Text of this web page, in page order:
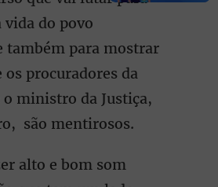
do povo
também para mostrar
os procuradores da
o ministro da Justiça,
são mentirosos.
alto e bom som